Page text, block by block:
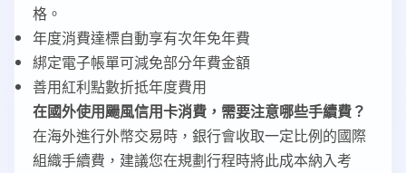
格。
年度消費達標自動享有次年免年費
綁定電子帳單可減免部分年費金額
善用紅利點數折抵年度費用
在國外使用颺風信用卡消費，需要注意哪些手續費？
在海外進行外幣交易時，銀行會收取一定比例的國際
組織手續費，建議您在規劃行程時將此成本納入考